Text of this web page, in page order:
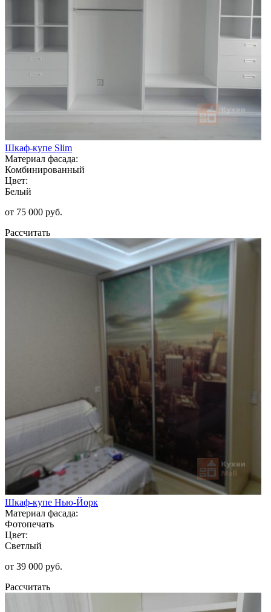
Шкаф-купе Slim
Материал фасада:
Комбинированный
Цвет:
Белый
от 75 000 руб.
Рассчитать
Шкаф-купе Нью-Йорк
Материал фасада:
Фотопечать
Цвет:
Светлый
от 39 000 руб.
Рассчитать